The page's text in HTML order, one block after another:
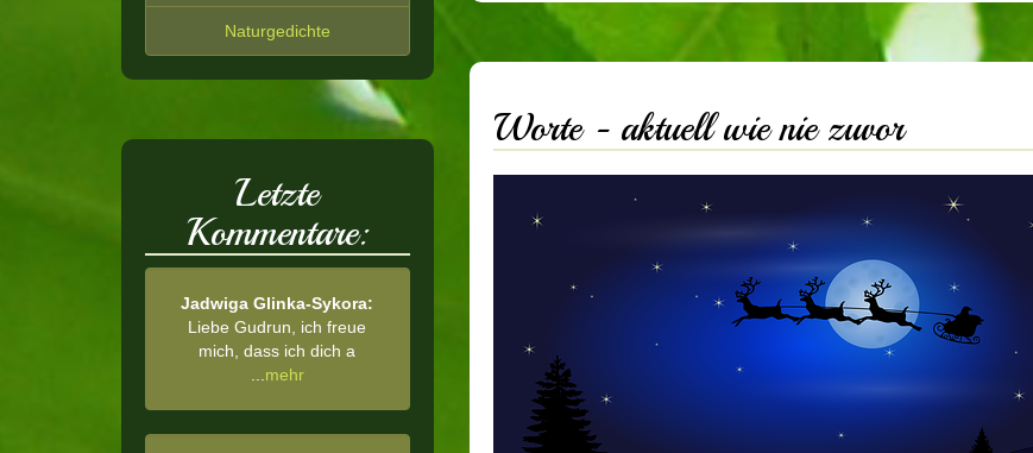
Worte - aktuell wie nie zuvor
Naturgedichte
Letzte
Kommentare:
Jadwiga Glinka-Sykora:
Liebe Gudrun, ich freue
mich, dass ich dich a
mehr